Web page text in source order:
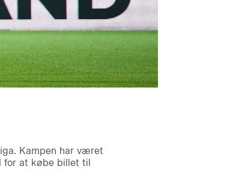
Kampen har været
for at købe billet til